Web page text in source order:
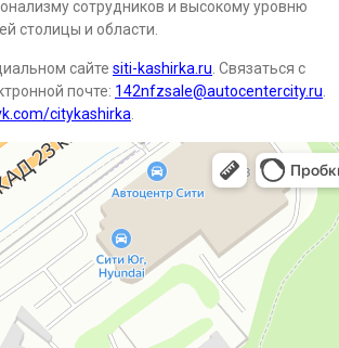
сотрудников и высокому уровню
столицы и области.
сайте siti-kashirka.ru. Связаться с
почте: 142nfzsale@autocentercity.ru.
citykashirka.